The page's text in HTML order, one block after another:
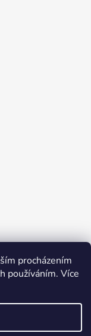
procházením
používáním. Více